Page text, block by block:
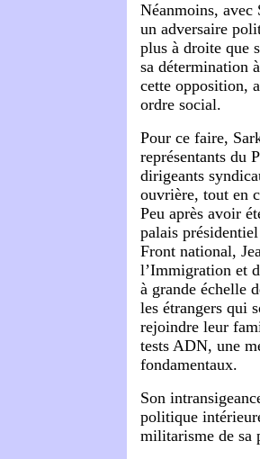
Néanmoins, avec
un adversaire
plus à droite que
sa détermination
cette opposition,
ordre social.
Pour ce faire,
représentants du
dirigeants
ouvrière, tout en
Peu après avoir
palais
Front national,
l’Immigration et
à grande échelle
les étrangers qui
rejoindre leur
tests ADN, une
fondamentaux.
Son
politique
militarisme de sa